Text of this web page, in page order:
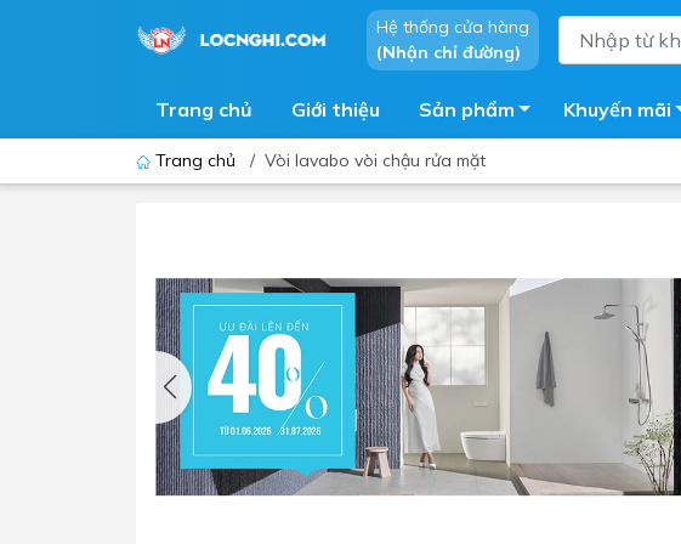
Hệ thống cửa hàng
(Nhận chỉ đường)
Trang chủ Giới thiệu Sản phẩm
Thiết bị nhà tiểu
Lavabo - Chậu rửa mặt
Vòi lavabo
Vòi chậu - vòi hồ - vòi gắn tường
Máy sấy tay
Lavabo tủ - Lavabo kính
Phòng tắm kính
Sen tắm đứng
Vòi sen tắm
Máy tắm nước nóng
Phụ kiện nhà tắm
Chậu giặt
Khuyến mãi
Trang chủ / Vòi lavabo vòi chậu rửa mặt